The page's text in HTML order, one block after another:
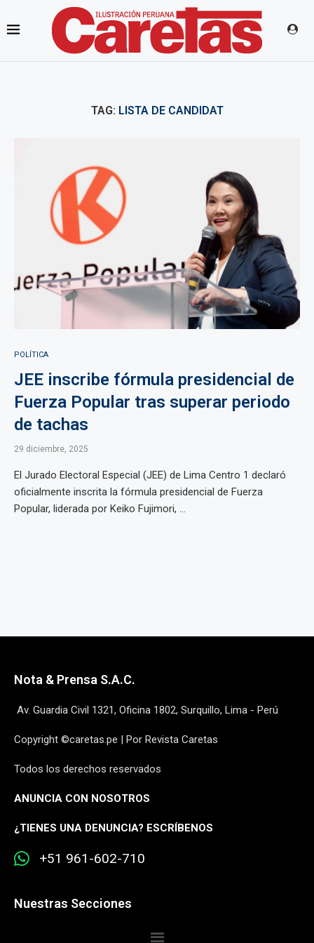
TAG: LISTA DE CANDIDAT
POLÍTICA
JEE inscribe fórmula presidencial de
Fuerza Popular tras superar periodo
de tachas
29 diciembre, 2025
El Jurado Electoral Especial (JEE) de Lima Centro 1 declaró
oficialmente inscrita la fórmula presidencial de Fuerza
Popular, liderada por Keiko Fujimori, ...
Nota & Prensa S.A.C.
Av. Guardia Civil 1321, Oficina 1802, Surquillo, Lima - Perú
Copyright ©caretas.pe | Por Revista Caretas
Todos los derechos reservados
ANUNCIA CON NOSOTROS
¿TIENES UNA DENUNCIA? ESCRÍBENOS
+51 961-602-710
Nuestras Secciones